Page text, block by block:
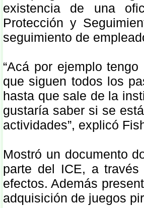
existencia de una
Protección y
seguimiento de
“Acá por ejemplo
que siguen todos los
hasta que sale de la
gustaría saber si se
actividades”, explicó
Mostró un documento
parte del ICE, a
efectos. Además
adquisición de juegos